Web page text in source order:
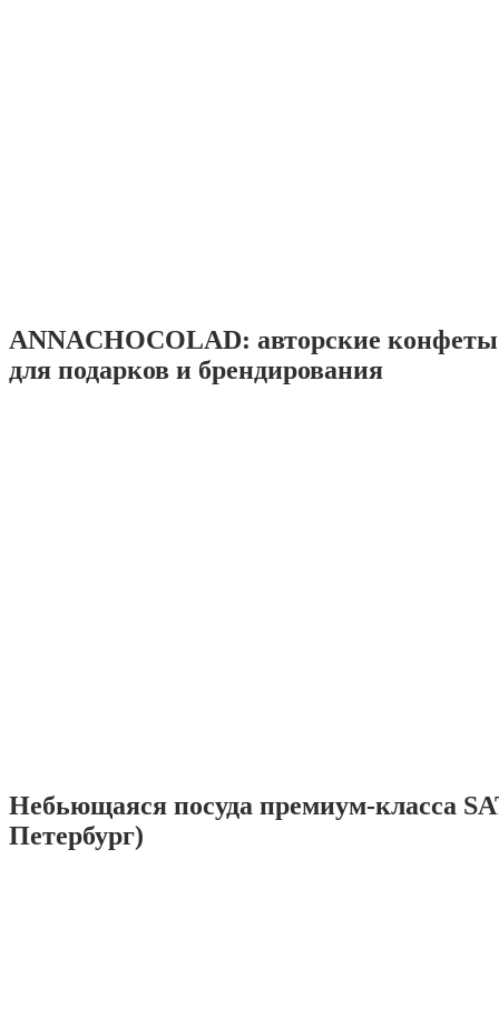
ANNACHOCOLAD: авторские
для подарков и брендирования
Небьющаяся посуда премиум-класса
Петербург)